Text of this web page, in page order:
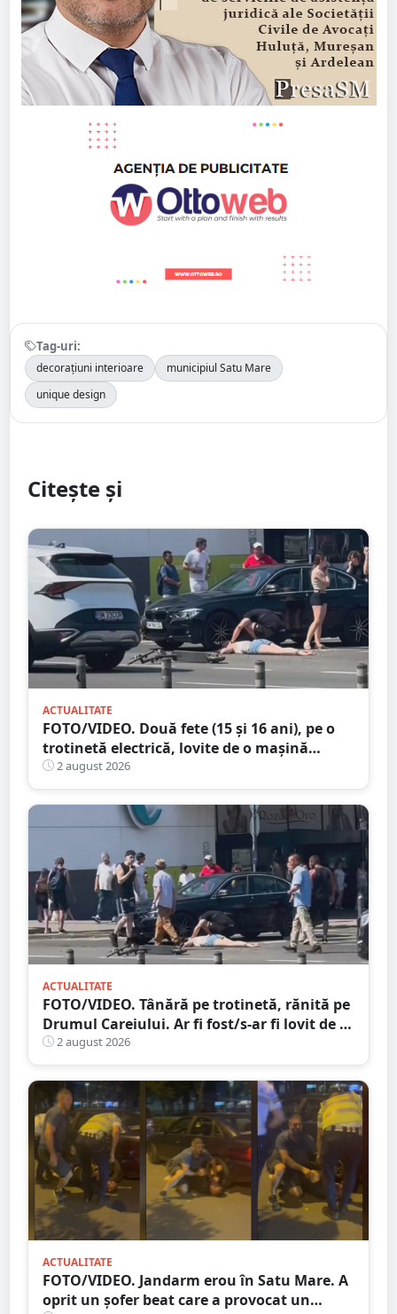
Tag-uri:
decorațiuni interioare
municipiul Satu Mare
unique design
Citește și
ACTUALITATE
FOTO/VIDEO. Două fete (15 și 16 ani), pe o
trotinetă electrică, lovite de o mașină
trotinetă lângă mall-ul NEPI
2 august 2026
ACTUALITATE
FOTO/VIDEO. Tânără pe trotinetă, rănită pe
Drumul Careiului. Ar fi fost/s-ar fi lovit de o
mașină
2 august 2026
ACTUALITATE
FOTO/VIDEO. Jandarm erou în Satu Mare. A
oprit un șofer beat care a provocat un